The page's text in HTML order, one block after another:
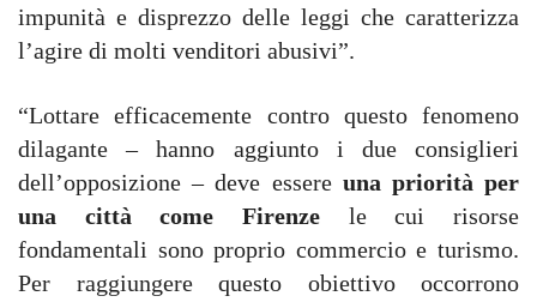
impunità e disprezzo delle leggi che caratterizza
l’agire di molti venditori abusivi”.
“Lottare efficacemente contro questo fenomeno
dilagante – hanno aggiunto i due consiglieri
dell’opposizione – deve essere una priorità per
una città come Firenze le cui risorse
fondamentali sono proprio commercio e turismo.
Per raggiungere questo obiettivo occorrono